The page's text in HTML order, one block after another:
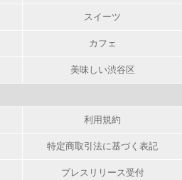
スイーツ
カフェ
美味しい渋谷区
利用規約
特定商取引法に基づく表記
プレスリリース受付